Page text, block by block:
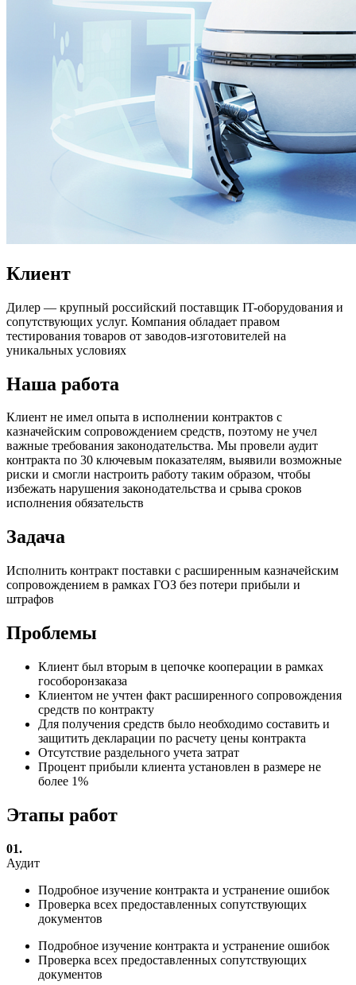
Клиент
Дилер — крупный российский поставщик IT-оборудования и
сопутствующих услуг. Компания обладает правом
тестирования товаров от заводов-изготовителей на
уникальных условиях
Наша работа
Клиент не имел опыта в исполнении контрактов с
казначейским сопровождением средств, поэтому не учел
важные требования законодательства. Мы провели аудит
контракта по 30 ключевым показателям, выявили возможные
риски и смогли настроить работу таким образом, чтобы
избежать нарушения законодательства и срыва сроков
исполнения обязательств
Задача
Исполнить контракт поставки с расширенным казначейским
сопровождением в рамках ГОЗ без потери прибыли и
штрафов
Проблемы
Клиент был вторым в цепочке кооперации в рамках
гособоронзаказа
Клиентом не учтен факт расширенного сопровождения
средств по контракту
Для получения средств было необходимо составить и
защитить декларации по расчету цены контракта
Отсутствие раздельного учета затрат
Процент прибыли клиента установлен в размере не
более 1%
Этапы работ
01.
Аудит
Подробное изучение контракта и устранение ошибок
Проверка всех предоставленных сопутствующих
документов
Подробное изучение контракта и устранение ошибок
Проверка всех предоставленных сопутствующих
документов